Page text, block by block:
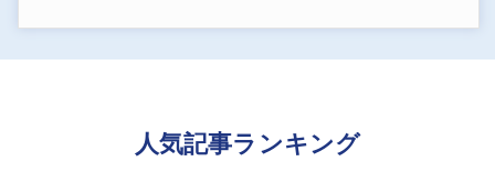
人気記事ランキング